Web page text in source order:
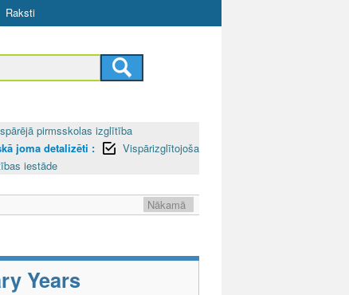
Raksti
pirmsskolas izglītība
joma detalizēti :
Vispārizglītojoša
iestāde
Nākamā
Years